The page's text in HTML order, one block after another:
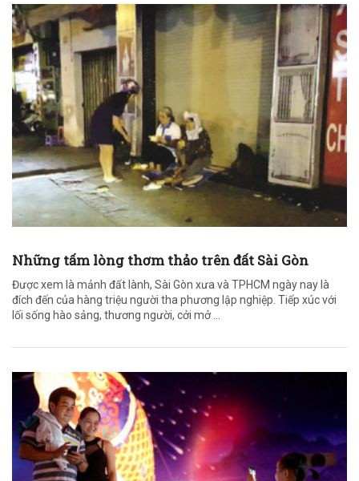
Những tấm lòng thơm thảo trên đất Sài Gòn
Được xem là mảnh đất lành, Sài Gòn xưa và TPHCM ngày nay là
đích đến của hàng triệu người tha phương lập nghiệp. Tiếp xúc với
lối sống hào sảng, thương người, cởi mở ...